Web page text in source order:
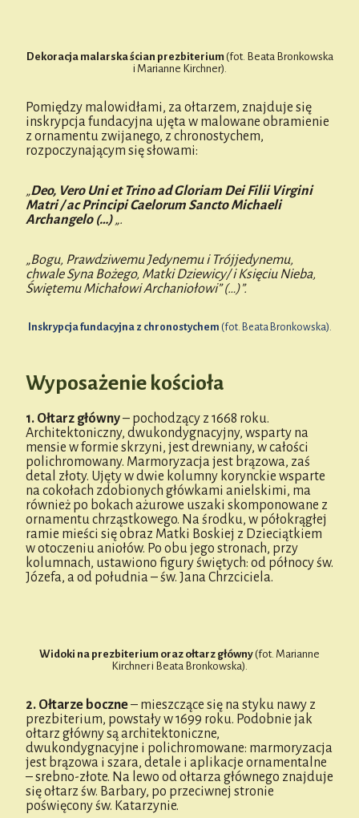
Dekoracja malarska ścian prezbiterium(fot. Beata Bronkowska
i Marianne Kirchner).
Pomiędzy malowidłami, za ołtarzem, znajduje się
inskrypcja fundacyjna ujęta w malowane obramienie
z ornamentu zwijanego, z chronostychem,
rozpoczynającym się słowami:
„Deo, Vero Uni et Trino ad Gloriam Dei Filii Virgini
Matri / ac Principi Caelorum Sancto Michaeli
Archangelo (…) „.
„Bogu, Prawdziwemu Jedynemu i Trójjedynemu,
chwale Syna Bożego, Matki Dziewicy/ i Księciu Nieba,
Świętemu Michałowi Archaniołowi” (…)”.
Inskrypcja fundacyjna z chronostychem (fot. Beata Bronkowska).
Wyposażenie kościoła
1. Ołtarz główny– pochodzący z 1668 roku.
Architektoniczny, dwukondygnacyjny, wsparty na
mensie w formie skrzyni, jest drewniany, w całości
polichromowany. Marmoryzacja jest brązowa, zaś
detal złoty. Ujęty w dwie kolumny korynckie wsparte
na cokołach zdobionych główkami anielskimi, ma
również po bokach ażurowe uszaki skomponowane z
ornamentu chrząstkowego. Na środku, w półokrągłej
ramie mieści się obraz Matki Boskiej z Dzieciątkiem
w otoczeniu aniołów. Po obu jego stronach, przy
kolumnach, ustawiono figury świętych: od północy św.
Józefa, a od południa – św. Jana Chrzciciela.
Widoki na prezbiterium oraz ołtarz główny(fot. Marianne
Kirchner i Beata Bronkowska).
2. Ołtarze boczne– mieszczące się na styku nawy z
prezbiterium, powstały w 1699 roku. Podobnie jak
ołtarz główny są architektoniczne,
dwukondygnacyjne i polichromowane: marmoryzacja
jest brązowa i szara, detale i aplikacje ornamentalne
– srebno-złote. Na lewo od ołtarza głównego znajduje
się ołtarz św. Barbary, po przeciwnej stronie
poświęcony św. Katarzynie.